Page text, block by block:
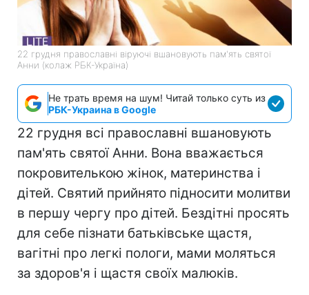
22 грудня православні віруючі вшановують пам'ять святої
Анни (колаж РБК-Україна)
Не трать время на шум! Читай только суть из
РБК-Украина в Google
22 грудня всі православні вшановують
пам'ять святої Анни. Вона вважається
покровителькою жінок, материнства і
дітей. Святий прийнято підносити молитви
в першу чергу про дітей. Бездітні просять
для себе пізнати батьківське щастя,
вагітні про легкі пологи, мами моляться
за здоров'я і щастя своїх малюків.